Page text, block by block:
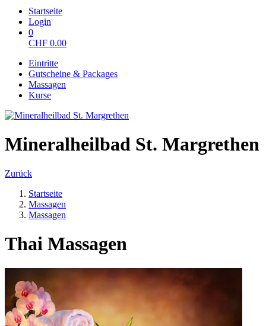
Startseite
Login
0
CHF 0.00
Eintritte
Gutscheine & Packages
Massagen
Kurse
Mineralheilbad St. Margrethen
Zurück
Startseite
Massagen
Massagen
Thai Massagen